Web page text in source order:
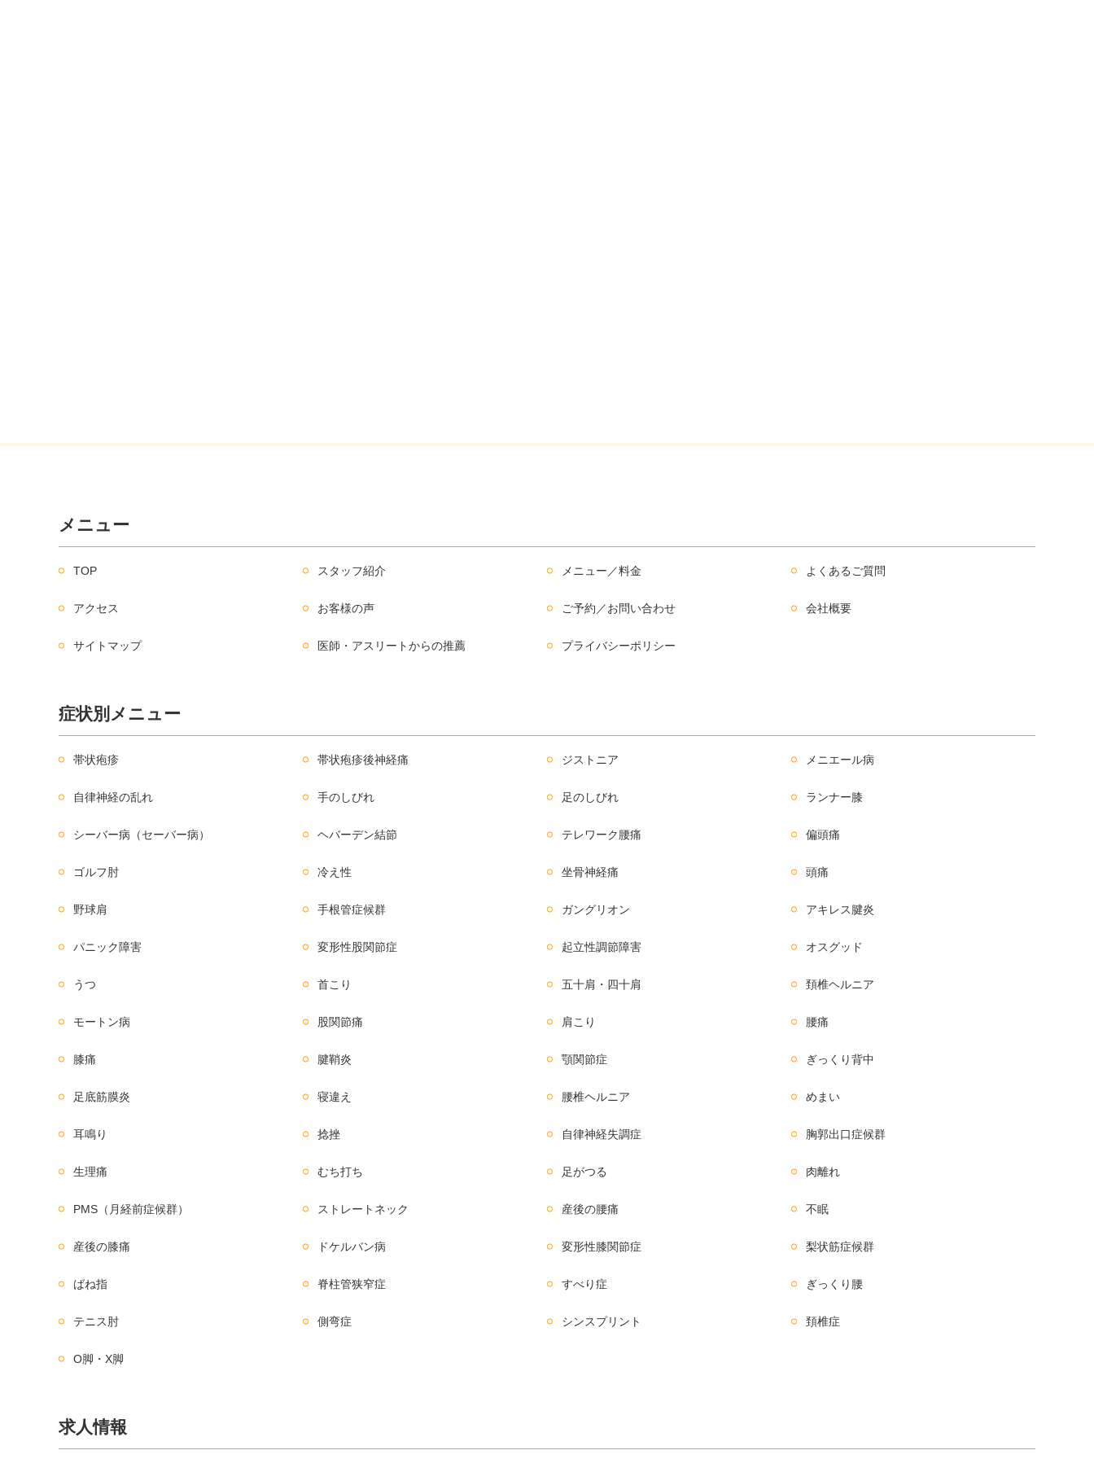
メニュー
TOP スタッフ紹介 メニュー／料金 よくあるご質問
アクセス お客様の声 ご予約／お問い合わせ 会社概要
サイトマップ 医師・アスリートからの推薦 プライバシーポリシー
症状別メニュー
帯状疱疹 帯状疱疹後神経痛 ジストニア メニエール病
自律神経の乱れ 手のしびれ 足のしびれ ランナー膝
シーバー病（セーバー病） ヘバーデン結節 テレワーク腰痛 偏頭痛
ゴルフ肘 冷え性 坐骨神経痛 頭痛
野球肩 手根管症候群 ガングリオン アキレス腱炎
パニック障害 変形性股関節症 起立性調節障害 オスグッド
うつ 首こり 五十肩・四十肩 頚椎ヘルニア
モートン病 股関節痛 肩こり 腰痛
膝痛 腱鞘炎 顎関節症 ぎっくり背中
足底筋膜炎 寝違え 腰椎ヘルニア めまい
耳鳴り 捻挫 自律神経失調症 胸郭出口症候群
生理痛 むち打ち 足がつる 肉離れ
PMS（月経前症候群） ストレートネック 産後の腰痛 不眠
産後の膝痛 ドケルバン病 変形性膝関節症 梨状筋症候群
ばね指 脊柱管狭窄症 すべり症 ぎっくり腰
テニス肘 側弯症 シンスプリント 頚椎症
O脚・X脚
求人情報